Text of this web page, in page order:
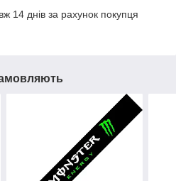
14 днів за рахунок покупця